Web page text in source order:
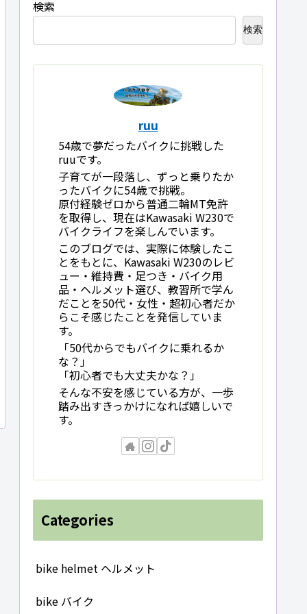
検索
検索
ruu
54歳で夢だったバイクに挑戦した
ruuです。
子育てが一段落し、ずっと乗りたか
ったバイクに54歳で挑戦。
原付経験ゼロから普通二輪MT免許
を取得し、現在はKawasaki W230で
バイクライフを楽しんでいます。
このブログでは、実際に体験したこ
とをもとに、Kawasaki W230のレビ
ュー・維持費・足つき・バイク用
品・ヘルメット選び、教習所で学ん
だことを50代・女性・超初心者だか
らこそ感じたことを発信していま
す。
「50代からでもバイクに乗れるか
な？」
「初心者でも大丈夫かな？」
そんな不安を感じている方が、一歩
踏み出すきっかけになれば嬉しいで
す。
Categories
bike helmet ヘルメット
bike バイク